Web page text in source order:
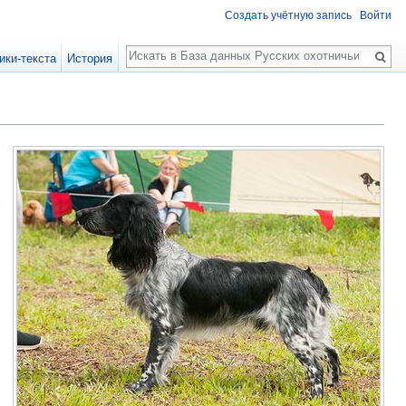
Создать учётную запись Войти
текста История
Поиск